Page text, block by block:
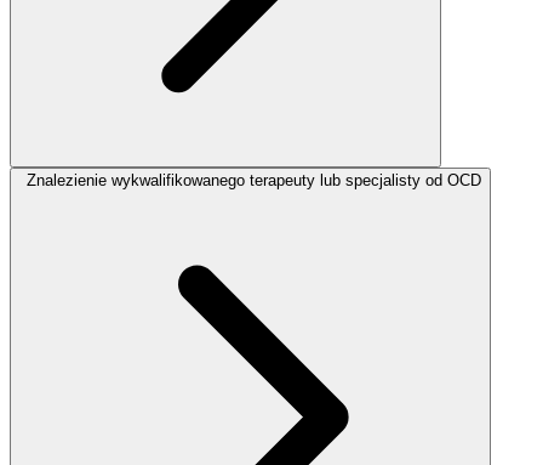
Znalezienie wykwalifikowanego terapeuty lub specjalisty od OCD